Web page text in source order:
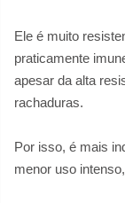
Ele é muito
praticamente
apesar da alta
rachaduras.
Por isso, é mais
menor uso